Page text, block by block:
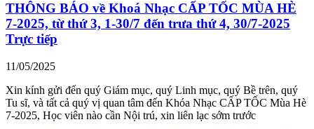
THÔNG BÁO về Khoá Nhạc CẤP TỐC MÙA HÈ
7-2025, từ thứ 3, 1-30/7 đến trưa thứ 4, 30/7-2025
Trực tiếp
11/05/2025
Xin kính gửi đến quý Giám mục, quý Linh mục, quý Bề trên, quý
Tu sĩ, và tất cả quý vị quan tâm đến Khóa Nhạc CẤP TỐC Mùa Hè
7-2025, Học viên nào cần Nội trú, xin liên lạc sớm trước